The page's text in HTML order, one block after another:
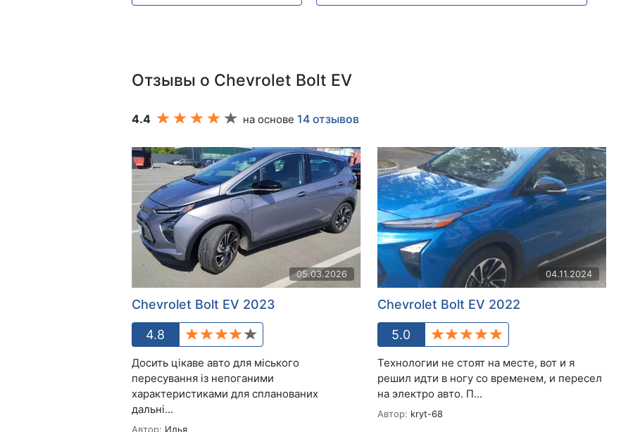
Отзывы о Chevrolet Bolt EV
4.4 на основе 14 отзывов
05.03.2026
Chevrolet Bolt EV 2023
4.8
Досить цікаве авто для міського
пересування із непоганими
характеристиками для спланованих
дальні...
Автор: Илья
04.11.2024
Chevrolet Bolt EV 2022
5.0
Технологии не стоят на месте, вот и я
решил идти в ногу со временем, и пересел
на электро авто. П...
Автор: kryt-68